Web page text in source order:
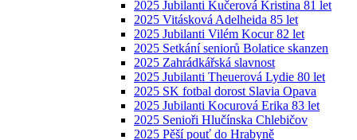
2025 Jubilanti Kučerová Kristina 81 let
2025 Vitásková Adelheida 85 let
2025 Jubilanti Vilém Kocur 82 let
2025 Setkání seniorů Bolatice skanzen
2025 Zahrádkářská slavnost
2025 Jubilanti Theuerová Lydie 80 let
2025 SK fotbal dorost Slavia Opava
2025 Jubilanti Kocurová Erika 83 let
2025 Senioři Hlučínska Chlebičov
2025 Pěší pouť do Hrabyně